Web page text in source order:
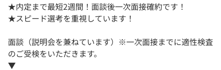
★内定まで最短2週間！面談後一次面接確約です！
★スピード選考を重視しています！
面談（説明会を兼ねています）※一次面接までに適性検査
のご受検をいただきます。
▼